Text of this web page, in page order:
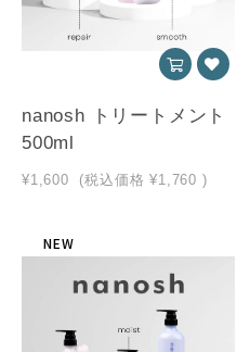
nanosh トリートメント
500ml
¥1,600 (税込価格 ¥1,760 )
NEW